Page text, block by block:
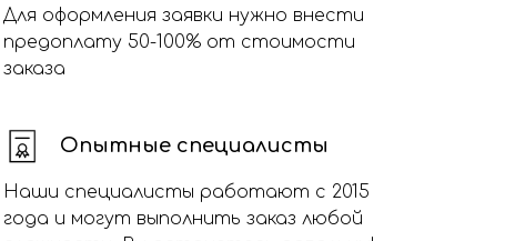
Для оформления заявки нужно внести
предоплату 50-100% от стоимости
заказа
Опытные специалисты
Наши специалисты работают с 2015
года и могут выполнить заказ любой